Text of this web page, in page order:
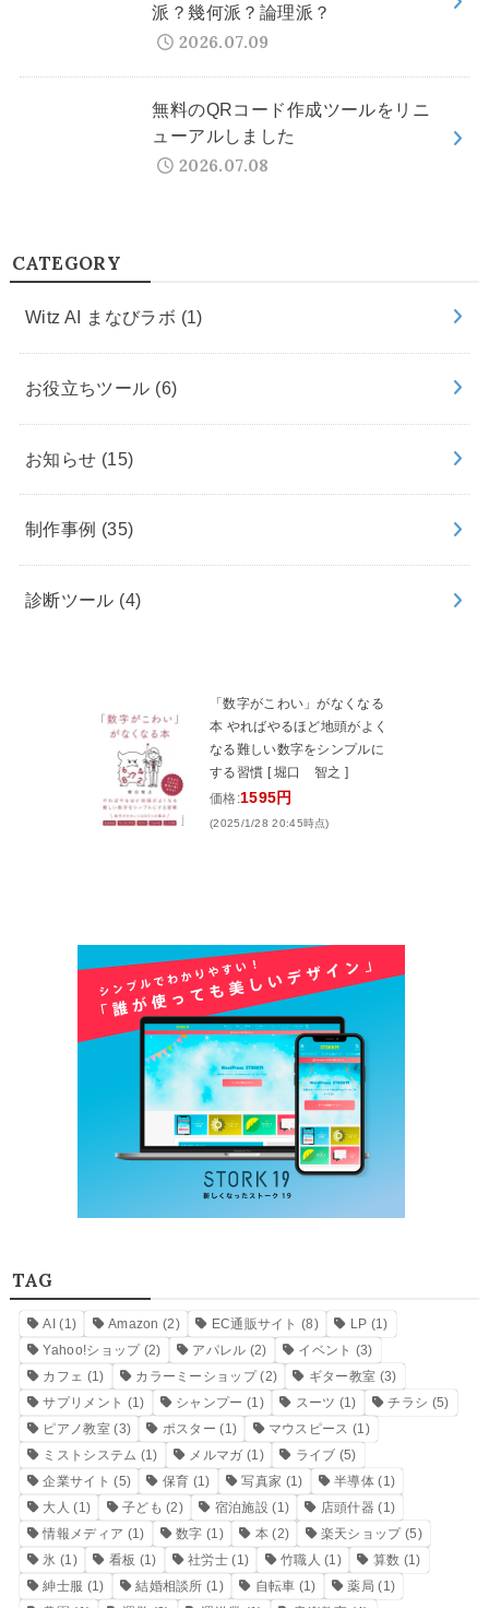
派？幾何派？論理派？
2026.07.09
無料のQRコード作成ツールをリニ
ューアルしました
2026.07.08
CATEGORY
Witz AI まなびラボ (1)
お役立ちツール (6)
お知らせ (15)
制作事例 (35)
診断ツール (4)
「数字がこわい」がなくなる
本 やればやるほど地頭がよく
なる難しい数字をシンプルに
する習慣 [ 堀口 智之 ]
価格:1595円
(2025/1/28 20:45時点)
TAG
AI (1) Amazon (2) EC通販サイト (8) LP (1)
Yahoo!ショップ(2) アパレル (2) イベント (3)
カフェ (1) カラーミーショップ(2) ギター教室 (3)
サプリメント (1) シャンプー (1) スーツ (1) チラシ (5)
ピアノ教室(3) ポスター (1) マウスピース (1)
ミストシステム (1) メルマガ (1) ライブ (5)
企業サイト (5) 保育 (1) 写真家 (1) 半導体 (1)
大人 (1) 子ども (2) 宿泊施設 (1) 店頭什器 (1)
情報メディア (1) 数字 (1) 本(2) 楽天ショップ(5)
氷 (1) 看板 (1) 社労士 (1) 竹職人 (1) 算数 (1)
紳士服 (1) 結婚相談所 (1) 自転車 (1) 薬局 (1)